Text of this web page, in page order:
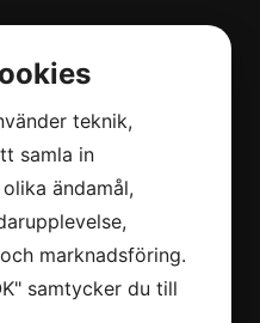
teknik,
samla in
ändamål,
marknadsföring.
samtycker du till